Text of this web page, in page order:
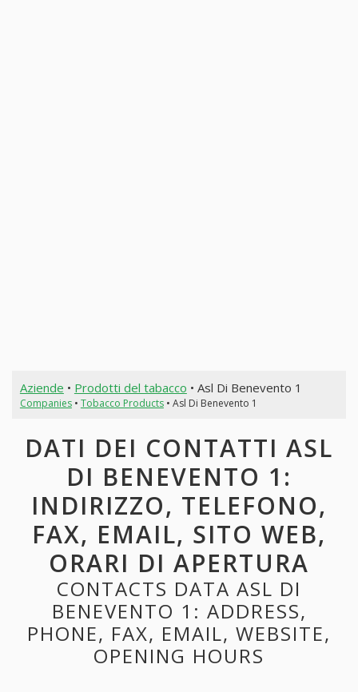
Aziende • Prodotti del tabacco • Asl Di Benevento 1
Companies• Tobacco Products• Asl Di Benevento 1
DATI DEI CONTATTI ASL
DI BENEVENTO 1:
INDIRIZZO, TELEFONO,
FAX, EMAIL, SITO WEB,
ORARI DI APERTURA
CONTACTS DATA ASL DI
BENEVENTO 1: ADDRESS,
PHONE, FAX, EMAIL, WEBSITE,
OPENING HOURS